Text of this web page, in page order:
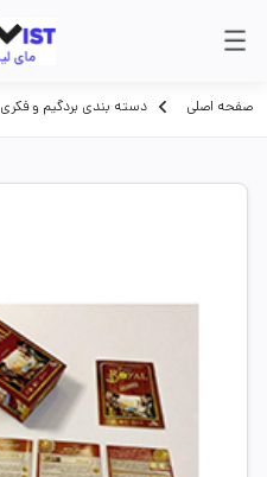
صفحه اصلی دسته بندی بردگیم و فکری